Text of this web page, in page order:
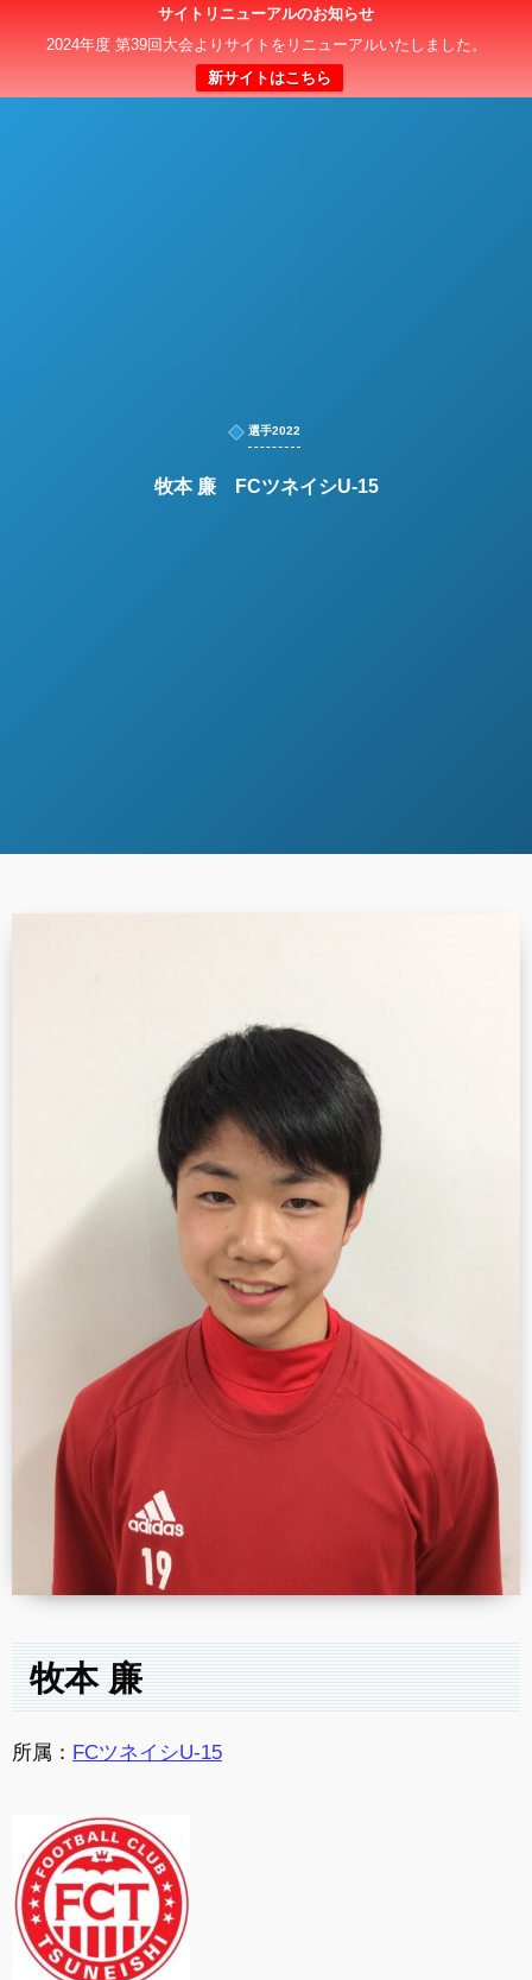
サイトリニューアルのお知らせ
2024年度 第39回大会よりサイトをリニューアルいたしました。
新サイトはこちら
日本クラブユースサッカー選手権（U-15）大会
選手2022
牧本 廉 FCツネイシU-15
牧本 廉
所属： FCツネイシU-15